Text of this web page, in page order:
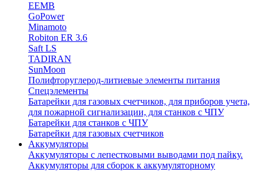
EEMB
GoPower
Minamoto
Robiton ER 3.6
Saft LS
TADIRAN
SunMoon
Полифторуглерод-литиевые элементы питания
Спецэлементы
Батарейки для газовых счетчиков, для приборов учета,
для пожарной сигнализации, для станков с ЧПУ
Батарейки для станков с ЧПУ
Батарейки для газовых счетчиков
Аккумуляторы
Аккумуляторы с лепестковыми выводами под пайку.
Аккумуляторы для сборок к аккумуляторному